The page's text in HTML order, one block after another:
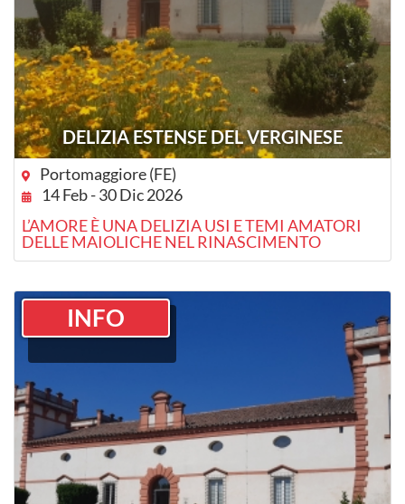
DELIZIA ESTENSE DEL VERGINESE
Portomaggiore (FE)
14 Feb - 30 Dic 2026
L’AMORE È UNA DELIZIA USI E TEMI AMATORI
DELLE MAIOLICHE NEL RINASCIMENTO
INFO